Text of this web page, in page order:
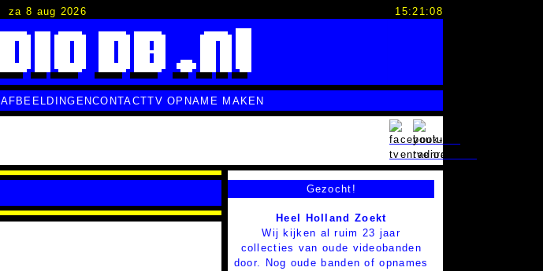
za 8 aug 2026 15:21:09
AFBEELDINGENCONTACTTV OPNAME MAKEN
Gezocht!
Heel Holland Zoekt
Wij kijken al ruim 23 jaar
collecties van oude videobanden
door. Nog oude banden of opnames